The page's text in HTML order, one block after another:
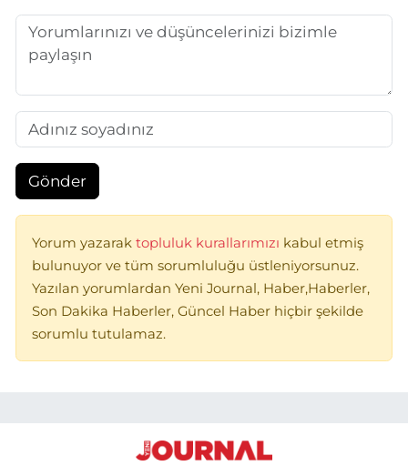
Gönder
Yorum yazarak topluluk kurallarımızı kabul etmiş
bulunuyor ve tüm sorumluluğu üstleniyorsunuz.
Yazılan yorumlardan Yeni Journal, Haber,Haberler,
Son Dakika Haberler, Güncel Haber hiçbir şekilde
sorumlu tutulamaz.